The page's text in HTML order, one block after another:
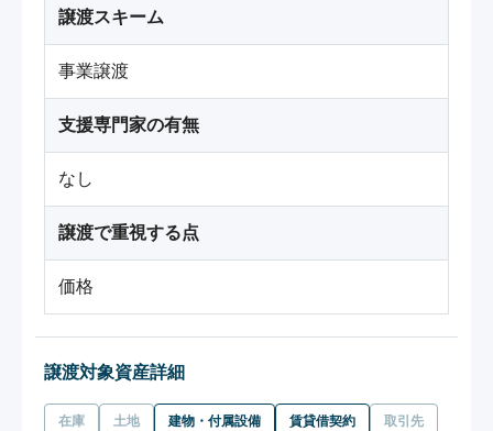
譲渡スキーム
事業譲渡
支援専門家の有無
なし
譲渡で重視する点
価格
譲渡対象資産詳細
在庫 土地 建物・付属設備 賃貸借契約 取引先